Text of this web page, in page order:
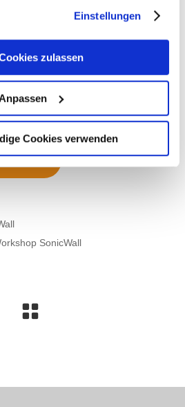
Webseite weiterhin nutzen.
Einstellungen
zulassen
Anpassen
Cookies verwenden
in englischer Sprache,
Sprache gehalten.
SonicWall